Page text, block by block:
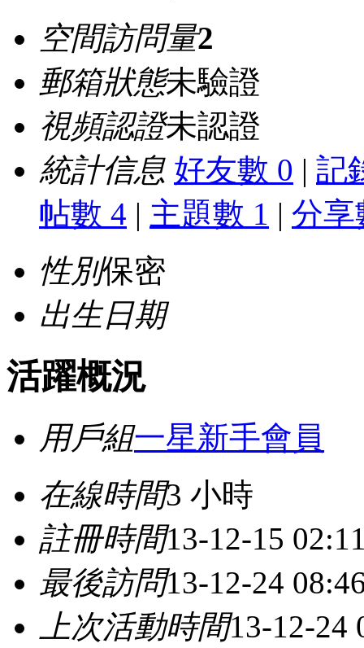
空間訪問量2
郵箱狀態未驗證
視頻認證未認證
統計信息 好友數 0 | 記
帖數 4 | 主題數 1 | 分享
性別保密
出生日期
活躍概況
用戶組一星新手會員
在線時間3 小時
註冊時間13-12-15
最後訪問13-12-24
上次活動時間13-12-24